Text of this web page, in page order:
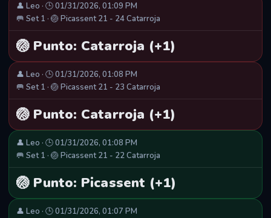
👤 Leo · 🕒 01/31/2026, 01:09 PM
🥅 Set 1 · 🏐 Picassent 21 - 24 Catarroja
🏐 Punto: Catarroja (+1)
👤 Leo · 🕒 01/31/2026, 01:08 PM
🥅 Set 1 · 🏐 Picassent 21 - 23 Catarroja
🏐 Punto: Catarroja (+1)
👤 Leo · 🕒 01/31/2026, 01:08 PM
🥅 Set 1 · 🏐 Picassent 21 - 22 Catarroja
🏐 Punto: Picassent (+1)
👤 Leo · 🕒 01/31/2026, 01:07 PM